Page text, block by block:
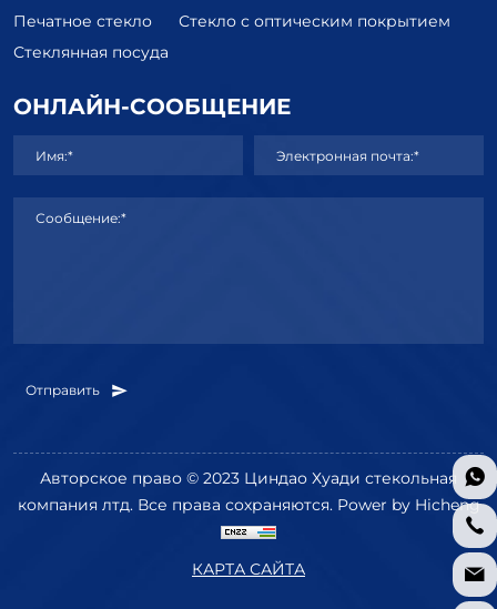
Печатное стекло
Стекло с оптическим покрытием
Стеклянная посуда
ОНЛАЙН-СООБЩЕНИЕ
Имя:* Электронная почта:*
Сообщение:*
Отправить
Авторское право © 2023 Циндао Хуади стекольная
компания лтд. Все права сохраняются. Power by Hicheng
КАРТА САЙТА